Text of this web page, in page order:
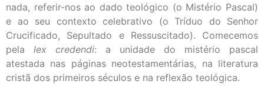
nada, referir-nos ao dado teológico (o Mistério Pascal)
e ao seu contexto celebrativo (o Tríduo do Senhor
Crucificado, Sepultado e Ressuscitado). Comecemos
pela lex credendi: a unidade do mistério pascal
atestada nas páginas neotestamentárias, na literatura
cristã dos primeiros séculos e na reflexão teológica.